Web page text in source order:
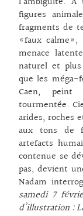
figures
fragments de
«faux
menace
naturel et
que les méga-
Caen, peint
tourmentée.
arides, roches
aux tons de
artefacts
contenue se
pas, devient
Nadam
samedi 7
d’illustration :